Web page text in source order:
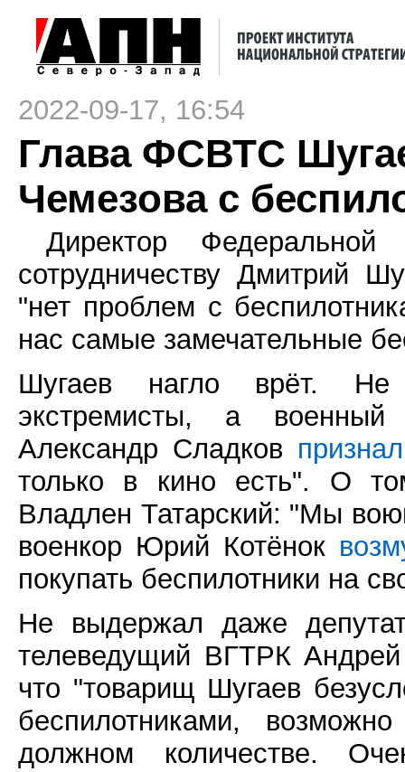
2022-09-17, 16:54
Глава ФСВТС
Чемезова с
Директор Федеральной
сотрудничеству Дмитрий
"нет проблем с
нас самые замечательные
Шугаев нагло врёт. Не
экстремисты, а военный
Александр Сладков признал
только в кино есть". О
Владлен Татарский: "Мы
военкор Юрий Котёнок
покупать беспилотники на
Не выдержал даже
телеведущий ВГТРК
что "товарищ Шугаев
беспилотниками,
должном количестве.